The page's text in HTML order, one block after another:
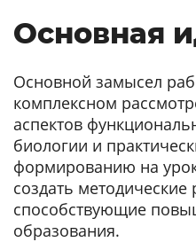
Основная
Основной замысел
комплексном
аспектов
биологии и
формированию на
создать
способствующие
образования.